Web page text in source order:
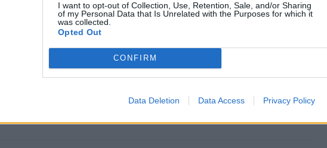
I want to opt-out of Collection, Use, Retention, Sale, and/or Sharing
of my Personal Data that Is Unrelated with the Purposes for which it
was collected.
Opted Out
CONFIRM
Data Deletion Data Access Privacy Policy
Print